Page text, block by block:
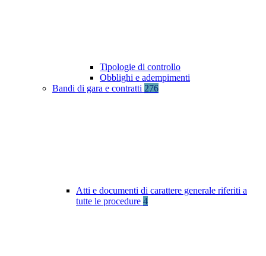
Tipologie di controllo
Obblighi e adempimenti
Bandi di gara e contratti 276
Atti e documenti di carattere generale riferiti a
tutte le procedure 4